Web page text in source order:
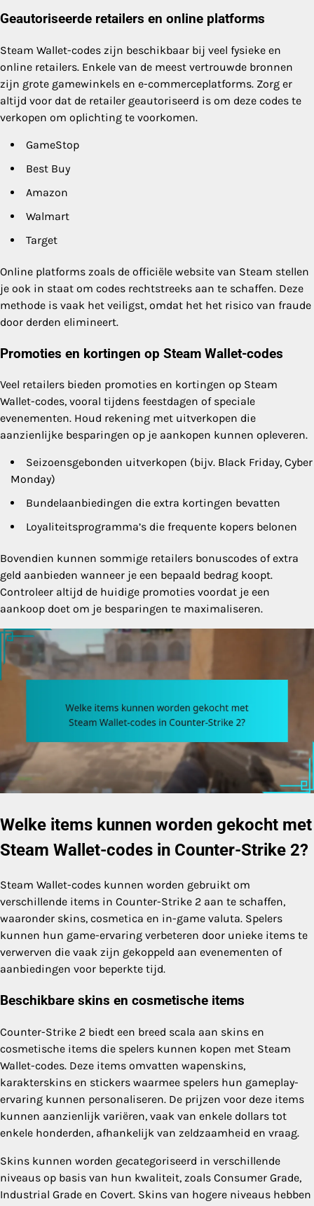
Geautoriseerde retailers en online platforms
Steam Wallet-codes zijn beschikbaar bij veel fysieke en
online retailers. Enkele van de meest vertrouwde bronnen
zijn grote gamewinkels en e-commerceplatforms. Zorg er
altijd voor dat de retailer geautoriseerd is om deze codes te
verkopen om oplichting te voorkomen.
GameStop
Best Buy
Amazon
Walmart
Target
Online platforms zoals de officiële website van Steam stellen
je ook in staat om codes rechtstreeks aan te schaffen. Deze
methode is vaak het veiligst, omdat het het risico van fraude
door derden elimineert.
Promoties en kortingen op Steam Wallet-codes
Veel retailers bieden promoties en kortingen op Steam
Wallet-codes, vooral tijdens feestdagen of speciale
evenementen. Houd rekening met uitverkopen die
aanzienlijke besparingen op je aankopen kunnen opleveren.
Seizoensgebonden uitverkopen (bijv. Black Friday, Cyber
Monday)
Bundelaanbiedingen die extra kortingen bevatten
Loyaliteitsprogramma’s die frequente kopers belonen
Bovendien kunnen sommige retailers bonuscodes of extra
geld aanbieden wanneer je een bepaald bedrag koopt.
Controleer altijd de huidige promoties voordat je een
aankoop doet om je besparingen te maximaliseren.
Welke items kunnen worden gekocht met
Steam Wallet-codes in Counter-Strike 2?
Steam Wallet-codes kunnen worden gebruikt om
verschillende items in Counter-Strike 2 aan te schaffen,
waaronder skins, cosmetica en in-game valuta. Spelers
kunnen hun game-ervaring verbeteren door unieke items te
verwerven die vaak zijn gekoppeld aan evenementen of
aanbiedingen voor beperkte tijd.
Beschikbare skins en cosmetische items
Counter-Strike 2 biedt een breed scala aan skins en
cosmetische items die spelers kunnen kopen met Steam
Wallet-codes. Deze items omvatten wapenskins,
karakterskins en stickers waarmee spelers hun gameplay-
ervaring kunnen personaliseren. De prijzen voor deze items
kunnen aanzienlijk variëren, vaak van enkele dollars tot
enkele honderden, afhankelijk van zeldzaamheid en vraag.
Skins kunnen worden gecategoriseerd in verschillende
niveaus op basis van hun kwaliteit, zoals Consumer Grade,
Industrial Grade en Covert. Skins van hogere niveaus hebben